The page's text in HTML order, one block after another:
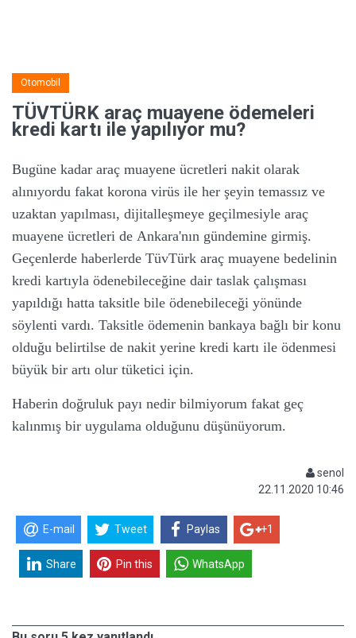
Otomobil
TÜVTÜRK araç muayene ödemeleri
kredi kartı ile yapılıyor mu?
Bugüne kadar araç muayene ücretleri nakit olarak
alınıyordu fakat korona virüs ile her şeyin temassız ve
uzaktan yapılması, dijitalleşmeye geçilmesiyle araç
muayene ücretleri de Ankara'nın gündemine girmiş.
Geçenlerde haberlerde TüvTürk araç muayene bedelinin
kredi kartıyla ödenebileceğine dair taslak çalışması
yapıldığı hatta taksitle bile ödenebileceği yönünde
söylenti vardı. Taksitle ödemenin bankaya bağlı bir konu
olduğu belirtilse de nakit yerine kredi kartı ile ödenmesi
büyük bir artı olur tüketici için.
Haberin doğruluk payı nedir bilmiyorum fakat geç
kalınmış bir uygulama olduğunu düşünüyorum.
senol
22.11.2020 10:46
E-mail Tweet Paylas +1
Share Pin this WhatsApp